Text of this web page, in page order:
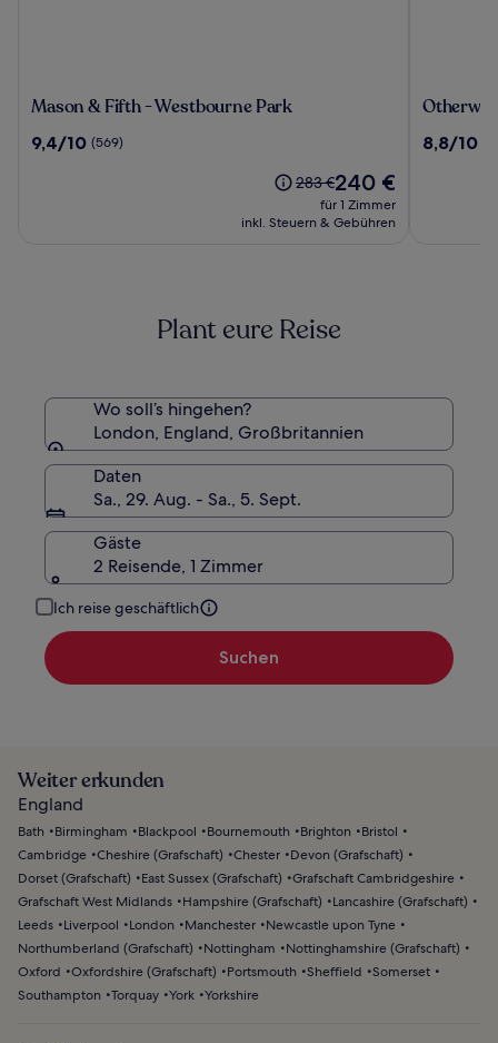
Mason
Fifth
Mason & Fifth - Westbourne Park
9.4
9,4/10 (569)
Der
Preis
Informationen
zum
283 €Der
Preis
beträgt
240 €
für 1 Zimmer
inkl. Steuern & Gebühren
Pod
8.8
8,8/10
Plant eure Reise
Wo soll’s hingehen?
London, England, Großbritannien
Daten
Sa., 29. Aug. - Sa., 5. Sept.
Gäste
2 Reisende, 1 Zimmer
Ich reise geschäftlich
Suchen
Weiter erkunden
England
Bath Birmingham Blackpool Bournemouth Brighton
Bristol
Cambridge Cheshire (Grafschaft) Chester
Devon (Grafschaft)
Dorset (Grafschaft)
East Sussex (Grafschaft)
Grafschaft Cambridgeshire
Grafschaft West Midlands
Hampshire (Grafschaft)
Lancashire (Grafschaft)
Leeds
Liverpool London Manchester
Newcastle upon Tyne
Northumberland (Grafschaft)
Nottingham
Nottinghamshire (Grafschaft)
Oxford
Oxfordshire (Grafschaft) Portsmouth Sheffield
Somerset
Southampton
Torquay York Yorkshire